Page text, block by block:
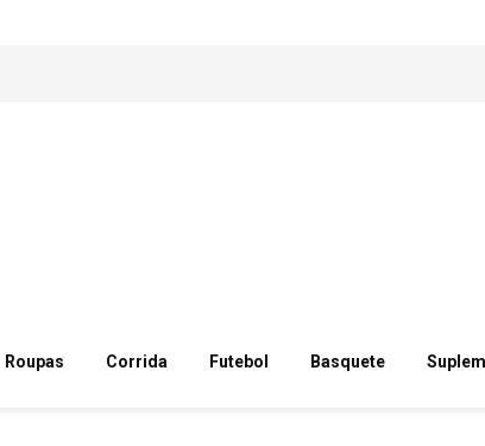
Roupas Corrida Futebol Basquete